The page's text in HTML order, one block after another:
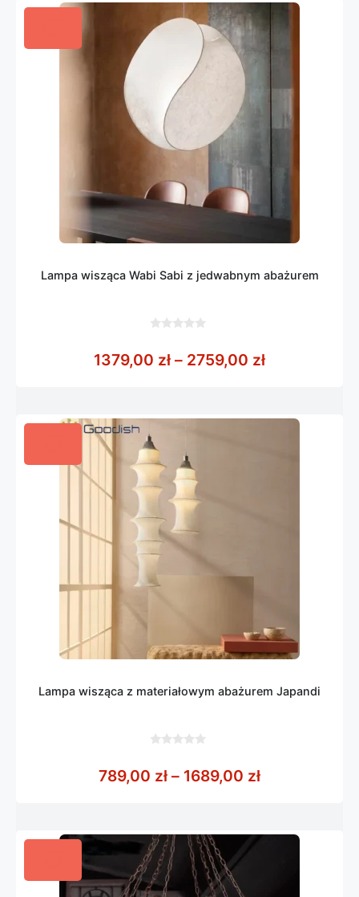
Lampa wisząca Wabi Sabi z jedwabnym abażurem
5
1379,00 zł – 2759,00 złZakres cen:
Lampa wisząca z materiałowym abażurem Japandi
5
789,00 zł – 1689,00 złZakres cen: